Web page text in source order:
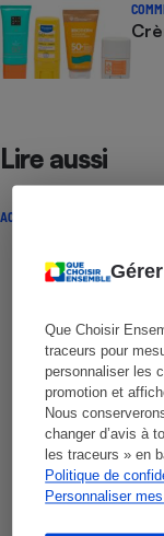
Que Choisir
traceurs pour
personnaliser les
promotion et
Nous
changer d’avis à
les traceurs » en
Politique de
Personnaliser
Lire aussi
ACTUALITÉ